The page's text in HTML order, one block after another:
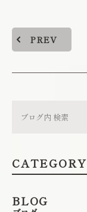
PREV
CATEGORY
BLOG